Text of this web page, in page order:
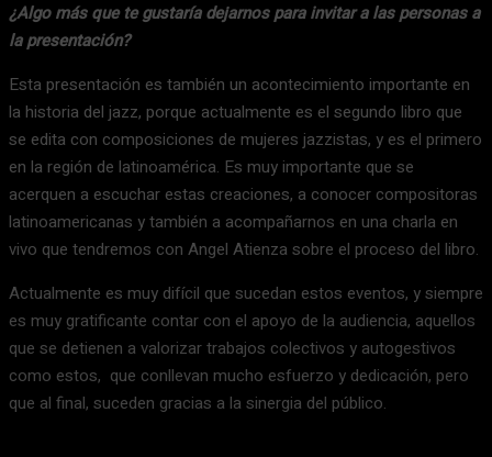
¿Algo más que te gustaría dejarnos para invitar a las personas a
la presentación?
Esta presentación es también un acontecimiento importante en
la historia del jazz, porque actualmente es el segundo libro que
se edita con composiciones de mujeres jazzistas, y es el primero
en la región de latinoamérica. Es muy importante que se
acerquen a escuchar estas creaciones, a conocer compositoras
latinoamericanas y también a acompañarnos en una charla en
vivo que tendremos con Angel Atienza sobre el proceso del libro.
Actualmente es muy difícil que sucedan estos eventos, y siempre
es muy gratificante contar con el apoyo de la audiencia, aquellos
que se detienen a valorizar trabajos colectivos y autogestivos
como estos, que conllevan mucho esfuerzo y dedicación, pero
que al final, suceden gracias a la sinergia del público.